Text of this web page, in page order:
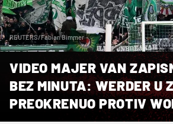
REUTERS/Fabian Bimmer
VIDEO MAJER VAN
BEZ MINUTA: WERDER U
PREOKRENUO PROTIV